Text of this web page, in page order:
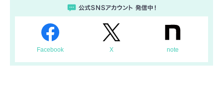
Facebook X note